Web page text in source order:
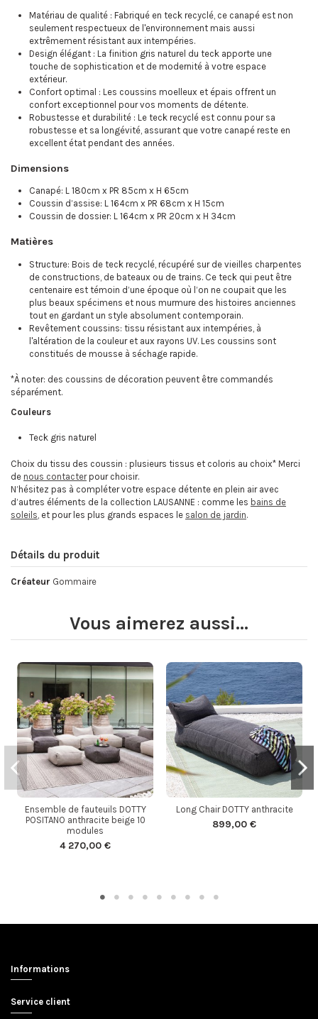
Matériau de qualité : Fabriqué en teck recyclé, ce canapé est non
seulement respectueux de l'environnement mais aussi
extrêmement résistant aux intempéries.
Design élégant : La finition gris naturel du teck apporte une
touche de sophistication et de modernité à votre espace
extérieur.
Confort optimal : Les coussins moelleux et épais offrent un
confort exceptionnel pour vos moments de détente.
Robustesse et durabilité : Le teck recyclé est connu pour sa
robustesse et sa longévité, assurant que votre canapé reste en
excellent état pendant des années.
Dimensions
Canapé: L 180cm x PR 85cm x H 65cm
Coussin d’assise: L 164cm x PR 68cm x H 15cm
Coussin de dossier: L 164cm x PR 20cm x H 34cm
Matières
Structure: Bois de teck recyclé, récupéré sur de vieilles charpentes
de constructions, de bateaux ou de trains. Ce teck qui peut être
centenaire est témoin d’une époque où l’on ne coupait que les
plus beaux spécimens et nous murmure des histoires anciennes
tout en gardant un style absolument contemporain.
Revêtement coussins: tissu résistant aux intempéries, à
l'altération de la couleur et aux rayons UV. Les coussins sont
constitués de mousse à séchage rapide.
*À noter: des coussins de décoration peuvent être commandés
séparément.
Couleurs
Teck gris naturel
Choix du tissu des coussin : plusieurs tissus et coloris au choix* Merci
de nous contacterpour choisir.
N’hésitez pas à compléter votre espace détente en plein air avec
d’autres éléments de la collection LAUSANNE : comme les bains de
soleils , et pour les plus grands espaces le salon de jardin.
Détails du produit
Créateur Gommaire
Vous aimerez aussi...
Ensemble de fauteuils DOTTY
POSITANO anthracite beige 10
modules
4 270,00 €
Long Chair DOTTY anthracite
899,00 €
Informations
Service client